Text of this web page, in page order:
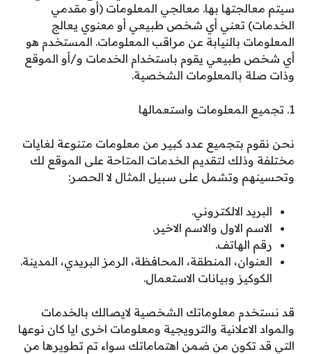
سيتم معالجتها بها. معالجي المعلومات (أو مقدمي
الخدمات) تعني أي شخص طبيعي أو معنوي يعالج
المعلومات بالنيابة عن مراقب المعلومات. المستخدم هو
أي شخص طبيعي يقوم باستخدام الخدمات و/أو الموقع
وذات صلة بالمعلومات الشخصية.
1. تجميع المعلومات واستعمالها
نحن نقوم بتجميع عدد كبير من معلومات متنوعة لغايات
مختلفة وذلك لتقديم الخدمات المتاحة على الموقع لك
وتحسينهم وتشمل على سبيل المثال لا الحصر:
البريد الالكتروني.
الاسم الاول والاسم الاخير.
رقم الهاتف.
العنوان، المنطقة، المحافظة، الرمز البريدي، المدينة.
الكوكيز وبيانات الاستعمال.
قد نستخدم معلوماتك الشخصية لايصالك بالخدمات
والمواد الاعلانية والترويجية ومعلومات اخرى ايا كان نوعها
التي قد تكون من ضمن اهتماماتك سواء تم تطويرها من